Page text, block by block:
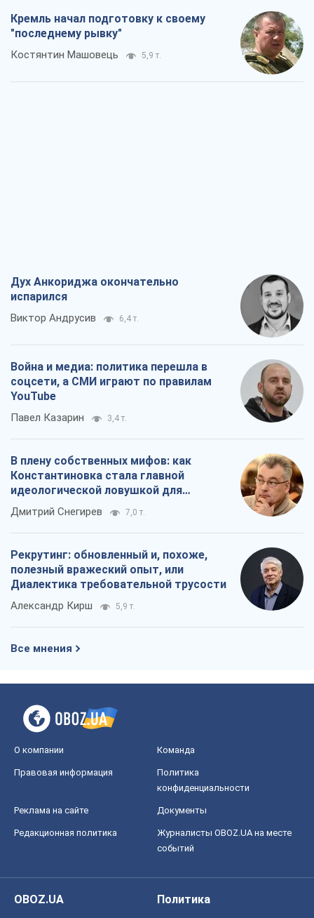
Кремль начал подготовку к своему
"последнему рывку"
Костянтин Машовець 5,9 т.
Дух Анкориджа окончательно
испарился
Виктор Андрусив 6,4 т.
Война и медиа: политика перешла в
соцсети, а СМИ играют по правилам
YouTube
Павел Казарин 3,4 т.
В плену собственных мифов: как
Константиновка стала главной
идеологической ловушкой для
российских оккупантов
Дмитрий Снегирев 7,0 т.
Рекрутинг: обновленный и, похоже,
полезный вражеский опыт, или
Диалектика требовательной трусости
Александр Кирш 5,9 т.
Все мнения
О компании Команда
Правовая информация
Политика
конфиденциальности
Реклама на сайте Документы
Редакционная политика
Журналисты OBOZ.UA на месте
событий
OBOZ.UA
Политика